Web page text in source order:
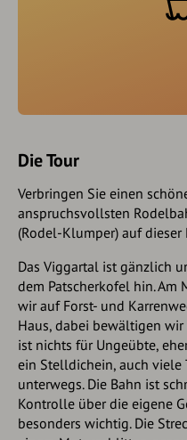
Die Tour
Verbringen Sie einen
anspruchsvollsten
(Rodel-Klumper) auf
Das Viggartal ist gänzlich
dem Patscherkofel hin.
wir auf Forst- und
Haus, dabei bewältigen
ist nichts für Ungeübte,
ein Stelldichein, auch viele
unterwegs. Die Bahn ist
Kontrolle über die eigene
besonders wichtig. Die